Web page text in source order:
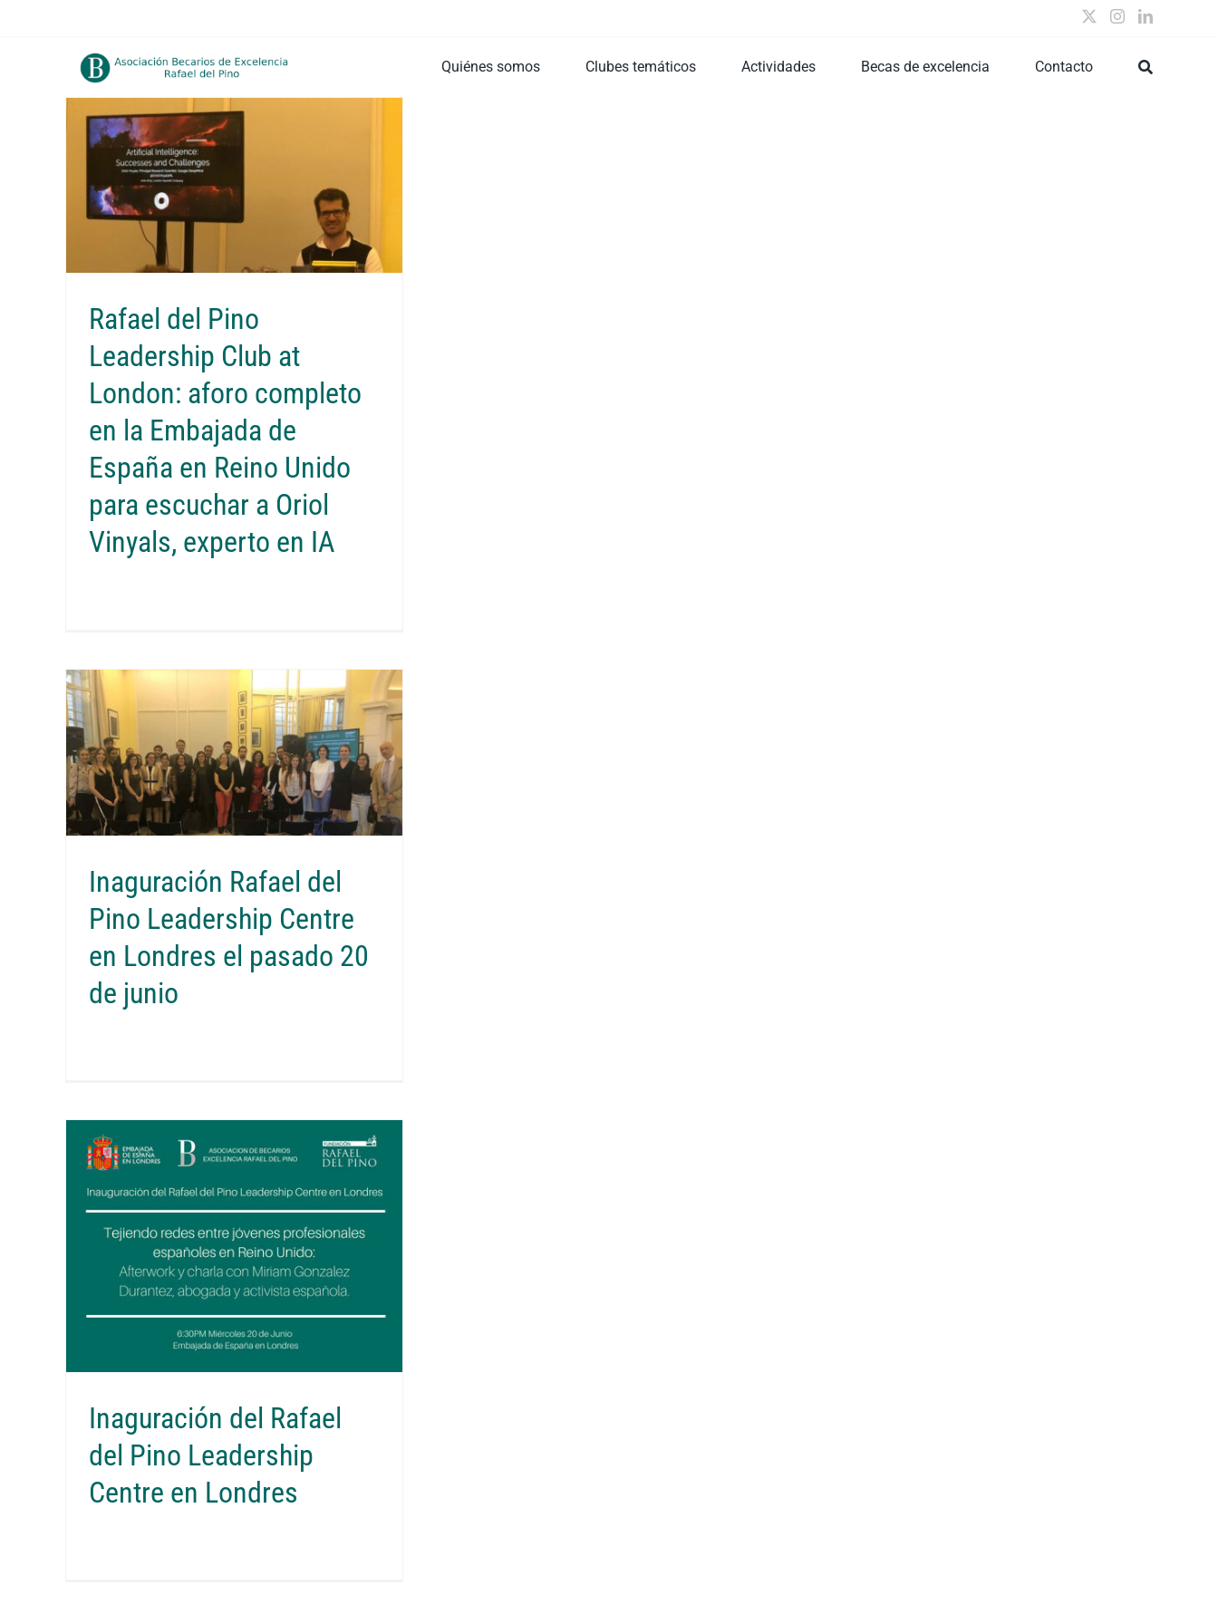
Quiénes somos Clubes temáticos Actividades Becas de excelencia Contacto
Rafael del Pino
Leadership Club at
London: aforo completo
en la Embajada de
España en Reino Unido
para escuchar a Oriol
Vinyals, experto en IA
Inaguración Rafael del
Pino Leadership Centre
en Londres el pasado 20
de junio
Inaguración del Rafael
del Pino Leadership
Centre en Londres